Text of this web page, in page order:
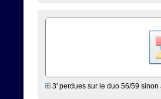
3' perdues sur le duo 56/59